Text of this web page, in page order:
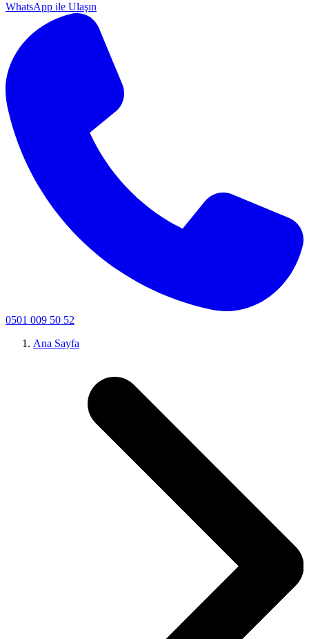
WhatsApp ile Ulaşın
0501 009 50 52
Ana Sayfa